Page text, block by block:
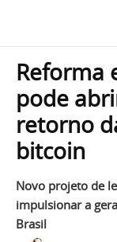
Reforma
pode
retorno
bitcoin
Novo projeto de
impulsionar a
Brasil